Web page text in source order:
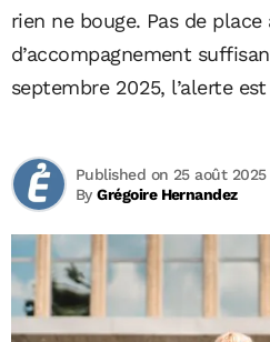
rien ne bouge. Pas de place
d’accompagnement
septembre 2025, l’alerte
ByGrégoire Hernandez
Published on 25 août 2025